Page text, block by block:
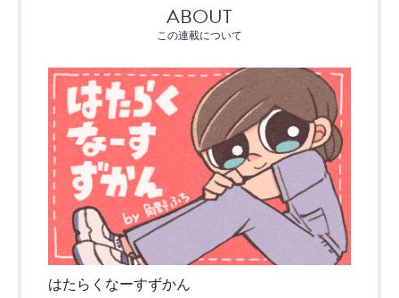
ABOUT
この連載について
はたらくなーすずかん